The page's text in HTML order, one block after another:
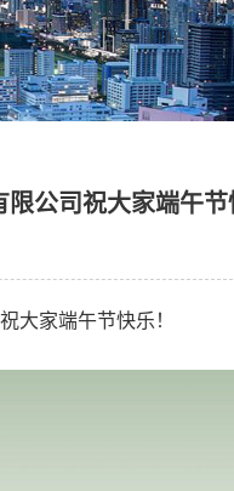
工厂建设
铁路工程
水利工程
电力工程
公司祝大家端午节
大家端午节快乐！